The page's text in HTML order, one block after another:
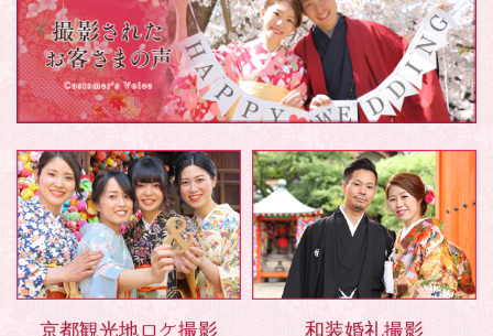
京都観光地ロケ撮影 和装婚礼撮影